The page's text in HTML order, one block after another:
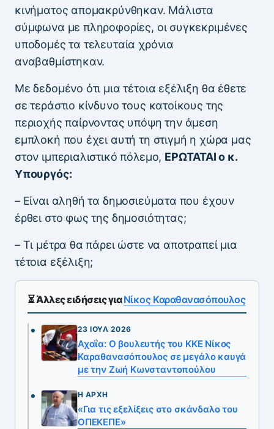
κινήματος απομακρύνθηκαν. Μάλιστα
σύμφωνα με πληροφορίες, οι συγκεκριμένες
υποδομές τα τελευταία χρόνια
αναβαθμίστηκαν.
Με δεδομένο ότι μια τέτοια εξέλιξη θα έθετε
σε τεράστιο κίνδυνο τους κατοίκους της
περιοχής παίρνοντας υπόψη την άμεση
εμπλοκή που έχει αυτή τη στιγμή η χώρα μας
στον ιμπεριαλιστικό πόλεμο, ΕΡΩΤΑΤΑΙ ο κ.
Υπουργός:
– Είναι αληθή τα δημοσιεύματα που έχουν
έρθει στο φως της δημοσιότητας;
– Τι μέτρα θα πάρει ώστε να αποτραπεί μια
τέτοια εξέλιξη;
⏳ Άλλες ειδήσεις γιαΝίκος Καραθανασόπουλος
23 ΙΟΎΛ 2026
Αχαΐα: Ο βουλευτής του ΚΚΕ Νίκος
Καραθανασόπουλος σε μεγάλο καυγά
με την Ζωή Κωνσταντοπούλου
Η ΑΡΧΉ
«Για τις εξελίξεις στο σκάνδαλο του
ΟΠΕΚΕΠΕ»